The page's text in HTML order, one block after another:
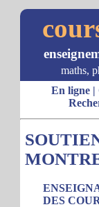
maths,
En ligne|
DES